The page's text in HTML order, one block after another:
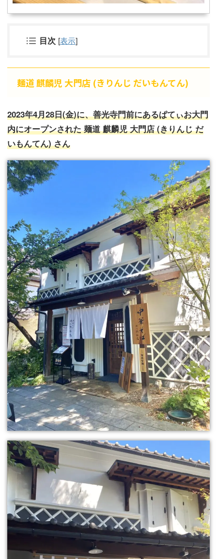
目次 [表示]
麺道 麒麟児 大門店 (きりんじ だいもんてん)
2023年4月28日(金)に、善光寺門前にあるぱてぃお大門
内にオープンされた 麺道 麒麟児 大門店 (きりんじ だ
いもんてん) さん